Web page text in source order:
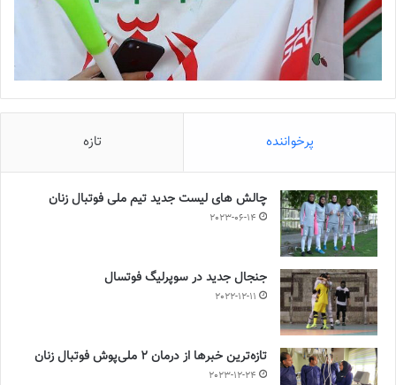
پرخواننده تازه
چالش هاى ليست جدید تيم ملى فوتبال زنان
2023-06-14
جنجال جدید در سوپرلیگ فوتسال
2022-12-11
تازه‌ترین خبرها از درمان ۲ ملی‌پوش فوتبال زنان
2023-12-24